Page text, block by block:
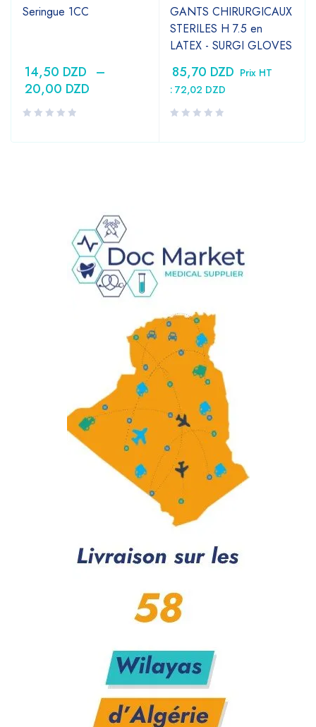
Seringue 1CC
14,50 DZD –
20,00 DZD
GANTS CHIRURGICAUX
STERILES H 7.5 en
LATEX - SURGI GLOVES
85,70 DZD Prix HT
: 72,02 DZD